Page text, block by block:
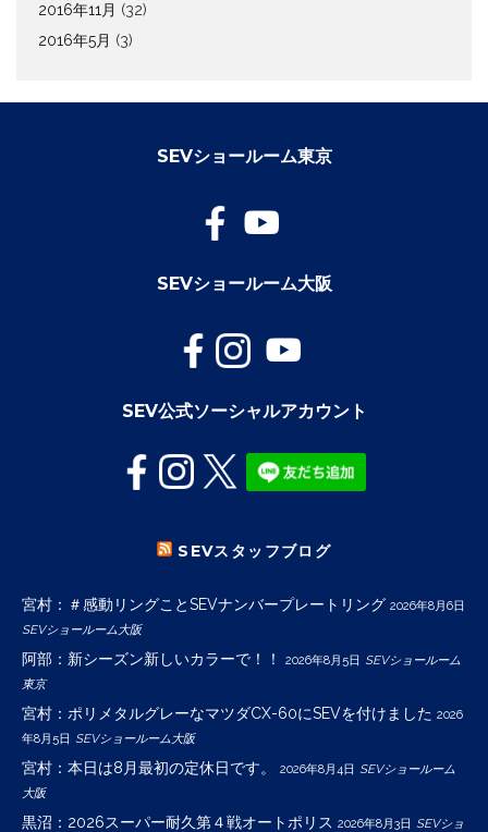
2016年11月 (32)
2016年5月 (3)
SEVショールーム東京
SEVショールーム大阪
SEV公式ソーシャルアカウント
SEVスタッフブログ
宮村：＃感動リングことSEVナンバープレートリング 2026年8月6日
SEVショールーム大阪
阿部：新シーズン新しいカラーで！！ 2026年8月5日 SEVショールーム
東京
宮村：ポリメタルグレーなマツダCX-60にSEVを付けました 2026
年8月5日 SEVショールーム大阪
宮村：本日は8月最初の定休日です。 2026年8月4日 SEVショールーム
大阪
黒沼：2026スーパー耐久第４戦オートポリス 2026年8月3日 SEVショ